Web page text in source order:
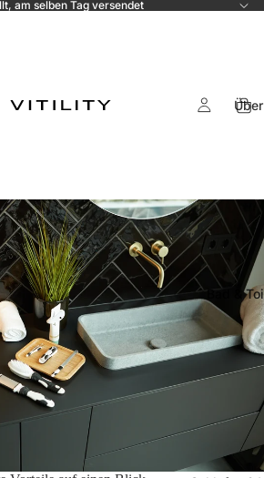
am selben Tag versendet
Über
Bad &